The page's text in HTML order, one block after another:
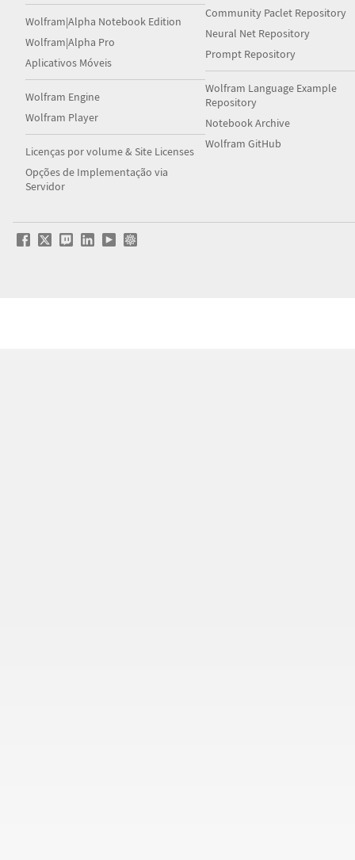
Wolfram|Alpha Notebook Edition
Wolfram|Alpha Pro
Aplicativos Móveis
Wolfram Engine
Wolfram Player
Licenças por volume & Site Licenses
Opções de Implementação via
Servidor
Community Paclet Repository
Neural Net Repository
Prompt Repository
Wolfram Language Example
Repository
Notebook Archive
Wolfram GitHub